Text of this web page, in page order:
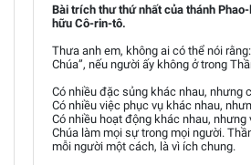
Bài trích thư thứ nhất của thánh
hữu Cô-rin-tô.
Thưa anh em, không ai có thể nói
Chúa”, nếu người ấy không ở trong
Có nhiều đặc sủng khác nhau, nhưng
Có nhiều việc phục vụ khác nhau,
Có nhiều hoạt động khác nhau,
Chúa làm mọi sự trong mọi người.
mỗi người một cách, là vì ích chung.